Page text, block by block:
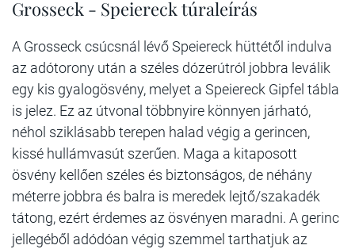
Grosseck - Speiereck túraleírás
A Grosseck csúcsnál lévő Speiereck hüttétől indulva
az adótorony után a széles dózerútról jobbra leválik
egy kis gyalogösvény, melyet a Speiereck Gipfel tábla
is jelez. Ez az útvonal többnyire könnyen járható,
néhol sziklásabb terepen halad végig a gerincen,
kissé hullámvasút szerűen. Maga a kitaposott
ösvény kellően széles és biztonságos, de néhány
méterre jobbra és balra is meredek lejtő/szakadék
tátong, ezért érdemes az ösvényen maradni. A gerinc
jellegéből adódóan végig szemmel tarthatjuk az